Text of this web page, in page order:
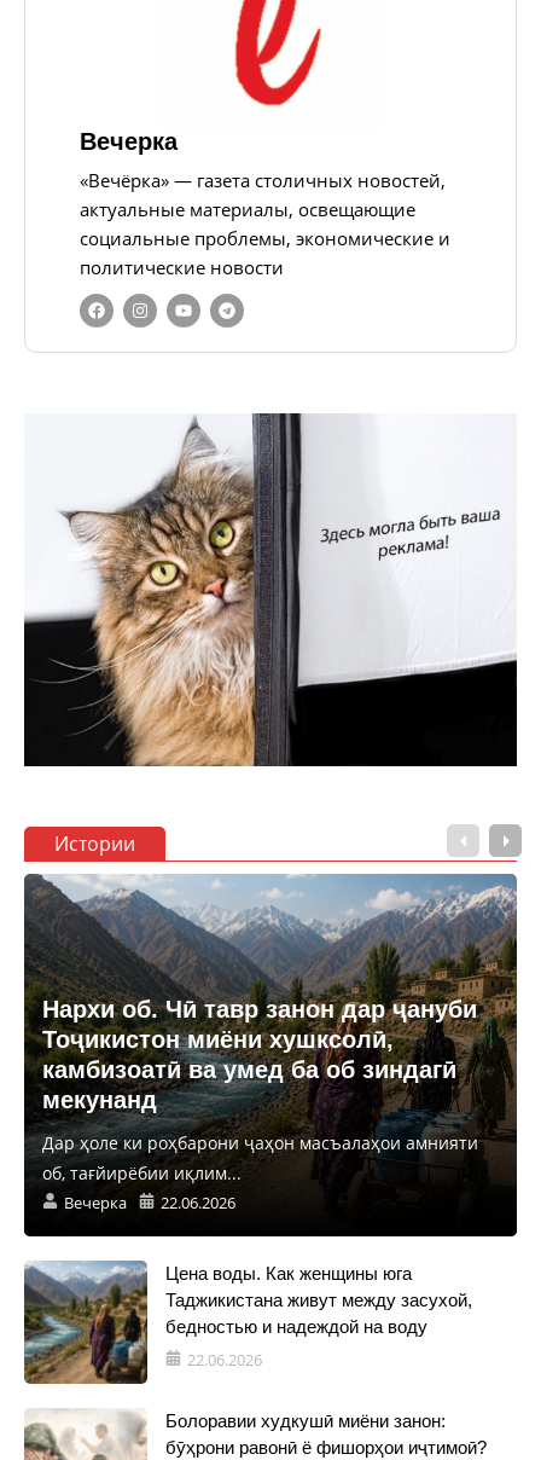
Вечерка
«Вечёрка» — газета столичных новостей,
актуальные материалы, освещающие
социальные проблемы, экономические и
политические новости
Истории
Нархи об. Чӣ тавр занон дар ҷануби
Тоҷикистон миёни хушксолӣ,
камбизоатӣ ва умед ба об зиндагӣ
мекунанд
Дар ҳоле ки роҳбарони ҷаҳон масъалаҳои амнияти
об, тағйирёбии иқлим...
Вечерка 22.06.2026
Цена воды. Как женщины юга
Таджикистана живут между засухой,
бедностью и надеждой на воду
22.06.2026
Болоравии худкушӣ миёни занон:
бӯҳрони равонӣ ё фишорҳои иҷтимоӣ?